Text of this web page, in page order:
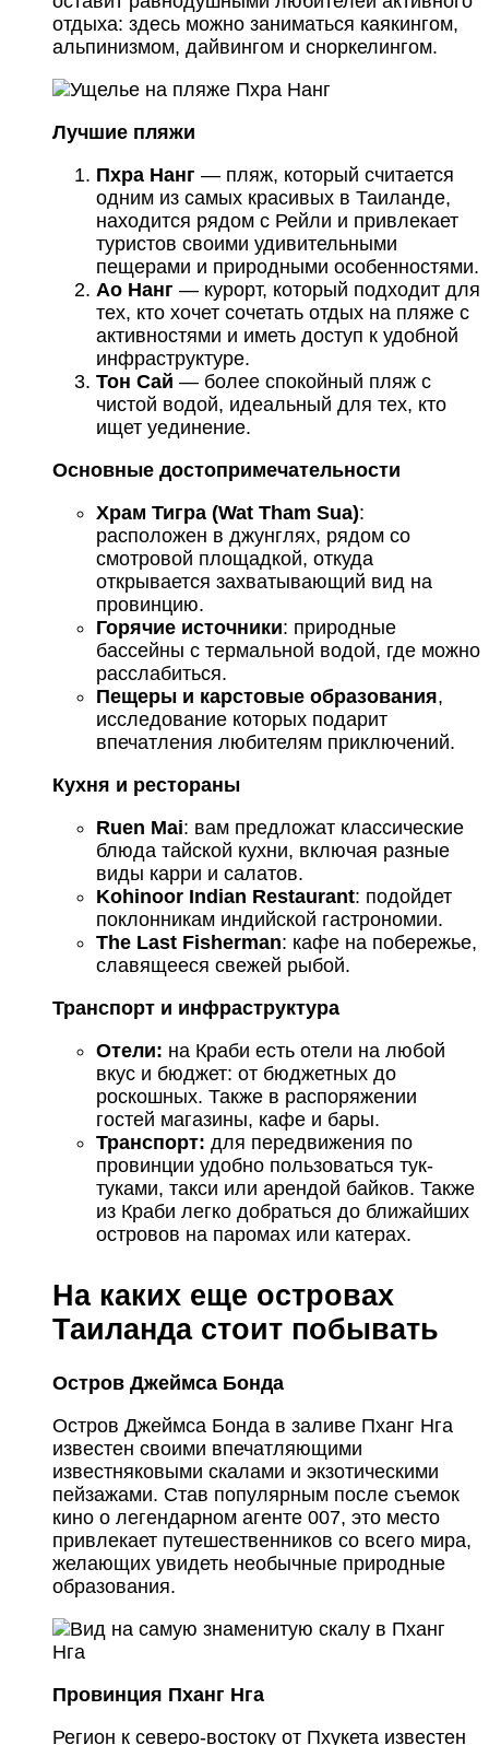
отдыха: здесь можно заниматься каякингом,
альпинизмом, дайвингом и сноркелингом.
Лучшие пляжи
Пхра Нанг — пляж, который считается
одним из самых красивых в Таиланде,
находится рядом с Рейли и привлекает
туристов своими удивительными
пещерами и природными особенностями.
Ао Нанг — курорт, который подходит для
тех, кто хочет сочетать отдых на пляже с
активностями и иметь доступ к удобной
инфраструктуре.
Тон Сай — более спокойный пляж с
чистой водой, идеальный для тех, кто
ищет уединение.
Основные достопримечательности
Храм Тигра (Wat Tham Sua):
расположен в джунглях, рядом со
смотровой площадкой, откуда
открывается захватывающий вид на
провинцию.
Горячие источники: природные
бассейны с термальной водой, где можно
расслабиться.
Пещеры и карстовые образования,
исследование которых подарит
впечатления любителям приключений.
Кухня и рестораны
Ruen Mai: вам предложат классические
блюда тайской кухни, включая разные
виды карри и салатов.
Kohinoor Indian Restaurant: подойдет
поклонникам индийской гастрономии.
The Last Fisherman: кафе на побережье,
славящееся свежей рыбой.
Транспорт и инфраструктура
Отели: на Краби есть отели на любой
вкус и бюджет: от бюджетных до
роскошных. Также в распоряжении
гостей магазины, кафе и бары.
Транспорт: для передвижения по
провинции удобно пользоваться тук-
туками, такси или арендой байков. Также
из Краби легко добраться до ближайших
островов на паромах или катерах.
На каких еще островах
Таиланда стоит побывать
Остров Джеймса Бонда
Остров Джеймса Бонда в заливе Пханг Нга
известен своими впечатляющими
известняковыми скалами и экзотическими
пейзажами. Став популярным после съемок
кино о легендарном агенте 007, это место
привлекает путешественников со всего мира,
желающих увидеть необычные природные
образования.
Провинция Пханг Нга
Регион к северо-востоку от Пхукета известен